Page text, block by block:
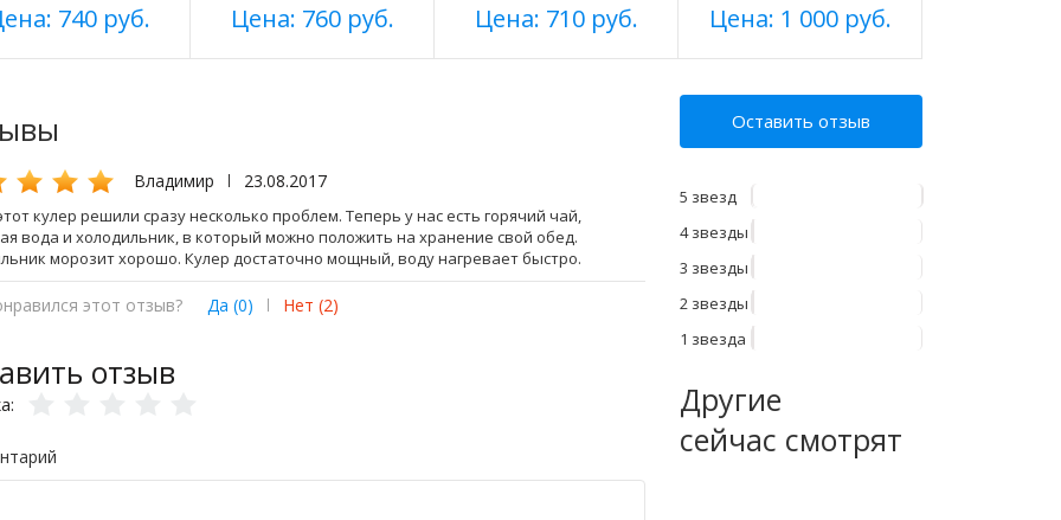
740 руб. Цена: 760 руб. Цена: 710 руб. Цена: 1 000 руб.
Владимир | 23.08.2017
кулер решили сразу несколько проблем. Теперь у нас есть горячий чай,
вода и холодильник, в который можно положить на хранение свой обед.
морозит хорошо. Кулер достаточно мощный, воду нагревает быстро.
этот отзыв? Да (0) | Нет (2)
отзыв
Оставить отзыв
5 звезд
4 звезды
3 звезды
2 звезды
1 звезда
Другие
сейчас смотрят